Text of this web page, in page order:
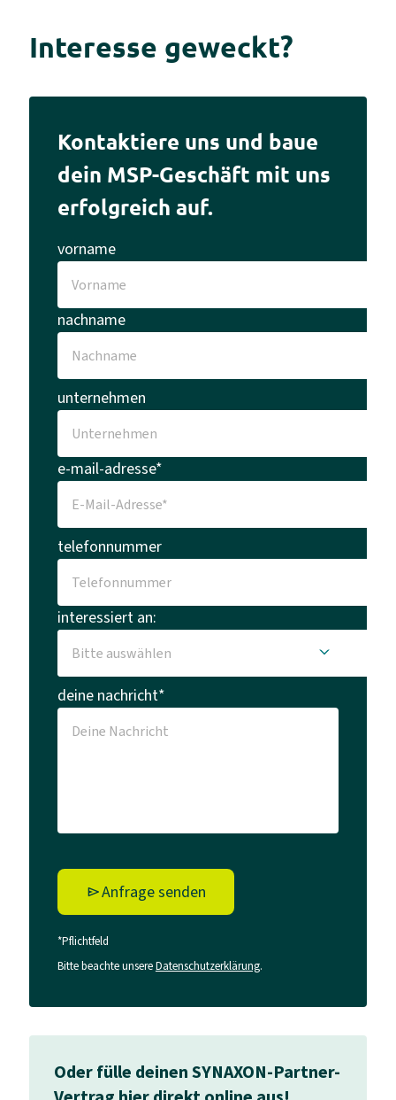
Interesse geweckt?
Kontaktiere uns und baue
dein MSP-Geschäft mit uns
erfolgreich auf.
vorname
nachname
unternehmen
e-mail-adresse*
telefonnummer
interessiert an:
deine nachricht*
Anfrage senden
*Pflichtfeld
Bitte beachte unsereDatenschutzerklärung.
Oder fülle deinen SYNAXON-Partner-